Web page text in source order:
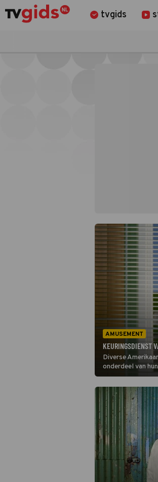
tvgids
AMUSEMENT
KEURINGSDIENST
Diverse
onderdeel van
populariteit.
team gaat op